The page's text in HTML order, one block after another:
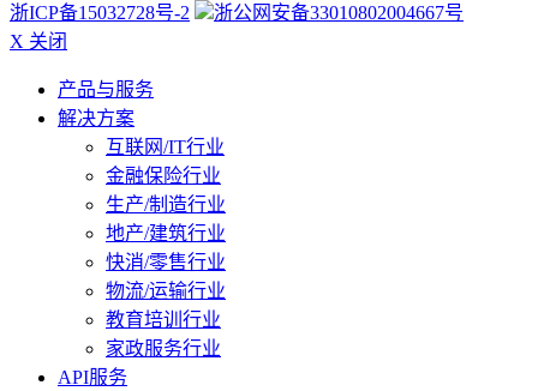
浙ICP备15032728号-2
浙公网安备33010802004667号
X 关闭
产品与服务
解决方案
互联网/IT行业
金融保险行业
生产/制造行业
地产/建筑行业
快消/零售行业
物流/运输行业
教育培训行业
家政服务行业
API服务